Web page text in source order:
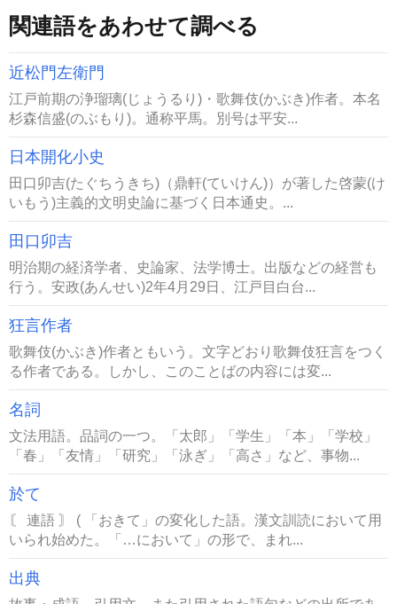
関連語をあわせて調べる
近松門左衛門
江戸前期の浄瑠璃(じょうるり)・歌舞伎(かぶき)作者。本名
杉森信盛(のぶもり)。通称平馬。別号は平安...
日本開化小史
田口卯吉(たぐちうきち)（鼎軒(ていけん)）が著した啓蒙(け
いもう)主義的文明史論に基づく日本通史。...
田口卯吉
明治期の経済学者、史論家、法学博士。出版などの経営も
行う。安政(あんせい)2年4月29日、江戸目白台...
狂言作者
歌舞伎(かぶき)作者ともいう。文字どおり歌舞伎狂言をつく
る作者である。しかし、このことばの内容には変...
名詞
文法用語。品詞の一つ。「太郎」「学生」「本」「学校」
「春」「友情」「研究」「泳ぎ」「高さ」など、事物...
於て
〘 連語 〙 ( 「おきて」の変化した語。漢文訓読において用
いられ始めた。「…において」の形で、まれ...
出典